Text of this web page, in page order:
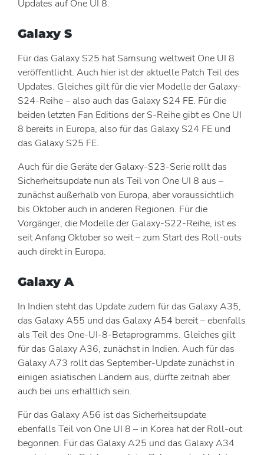
Updates auf One UI 8.
Galaxy S
Für das Galaxy S25 hat Samsung weltweit One UI 8
veröffentlicht. Auch hier ist der aktuelle Patch Teil des
Updates. Gleiches gilt für die vier Modelle der Galaxy-
S24-Reihe – also auch das Galaxy S24 FE. Für die
beiden letzten Fan Editions der S-Reihe gibt es One UI
8 bereits in Europa, also für das Galaxy S24 FE und
das Galaxy S25 FE.
Auch für die Geräte der Galaxy-S23-Serie rollt das
Sicherheitsupdate nun als Teil von One UI 8 aus –
zunächst außerhalb von Europa, aber voraussichtlich
bis Oktober auch in anderen Regionen. Für die
Vorgänger, die Modelle der Galaxy-S22-Reihe, ist es
seit Anfang Oktober so weit – zum Start des Roll-outs
auch direkt in Europa.
Galaxy A
In Indien steht das Update zudem für das Galaxy A35,
das Galaxy A55 und das Galaxy A54 bereit – ebenfalls
als Teil des One-UI-8-Betaprogramms. Gleiches gilt
für das Galaxy A36, zunächst in Indien. Auch für das
Galaxy A73 rollt das September-Update zunächst in
einigen asiatischen Ländern aus, dürfte zeitnah aber
auch bei uns erhältlich sein.
Für das Galaxy A56 ist das Sicherheitsupdate
ebenfalls Teil von One UI 8 – in Korea hat der Roll-out
begonnen. Für das Galaxy A25 und das Galaxy A34